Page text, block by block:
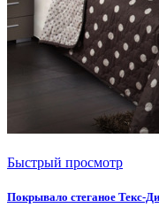
Быстрый просмотр
Покрывало стеганое Текс-